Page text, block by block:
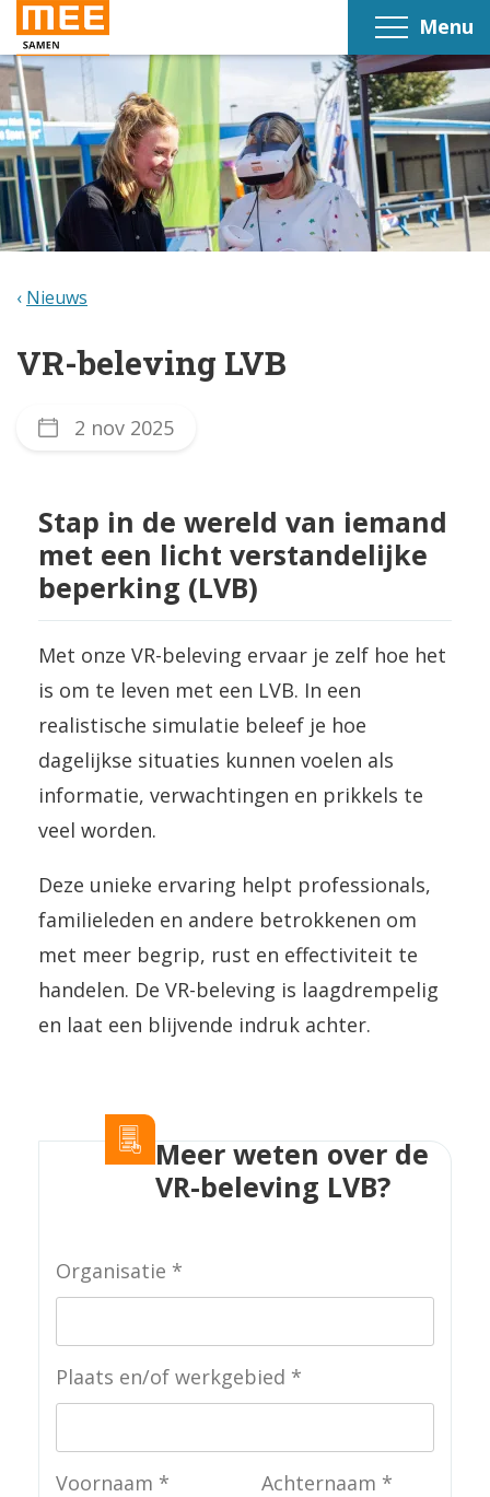
Menu
Nieuws
VR-beleving LVB
2 nov 2025
Stap in de wereld van iemand
met een licht verstandelijke
beperking (LVB)
Met onze VR-beleving ervaar je zelf hoe het
is om te leven met een LVB. In een
realistische simulatie beleef je hoe
dagelijkse situaties kunnen voelen als
informatie, verwachtingen en prikkels te
veel worden.
Deze unieke ervaring helpt professionals,
familieleden en andere betrokkenen om
met meer begrip, rust en effectiviteit te
handelen. De VR-beleving is laagdrempelig
en laat een blijvende indruk achter.
Meer weten over de
VR-beleving LVB?
Organisatie
Plaats en/of werkgebied
Voornaam Achternaam